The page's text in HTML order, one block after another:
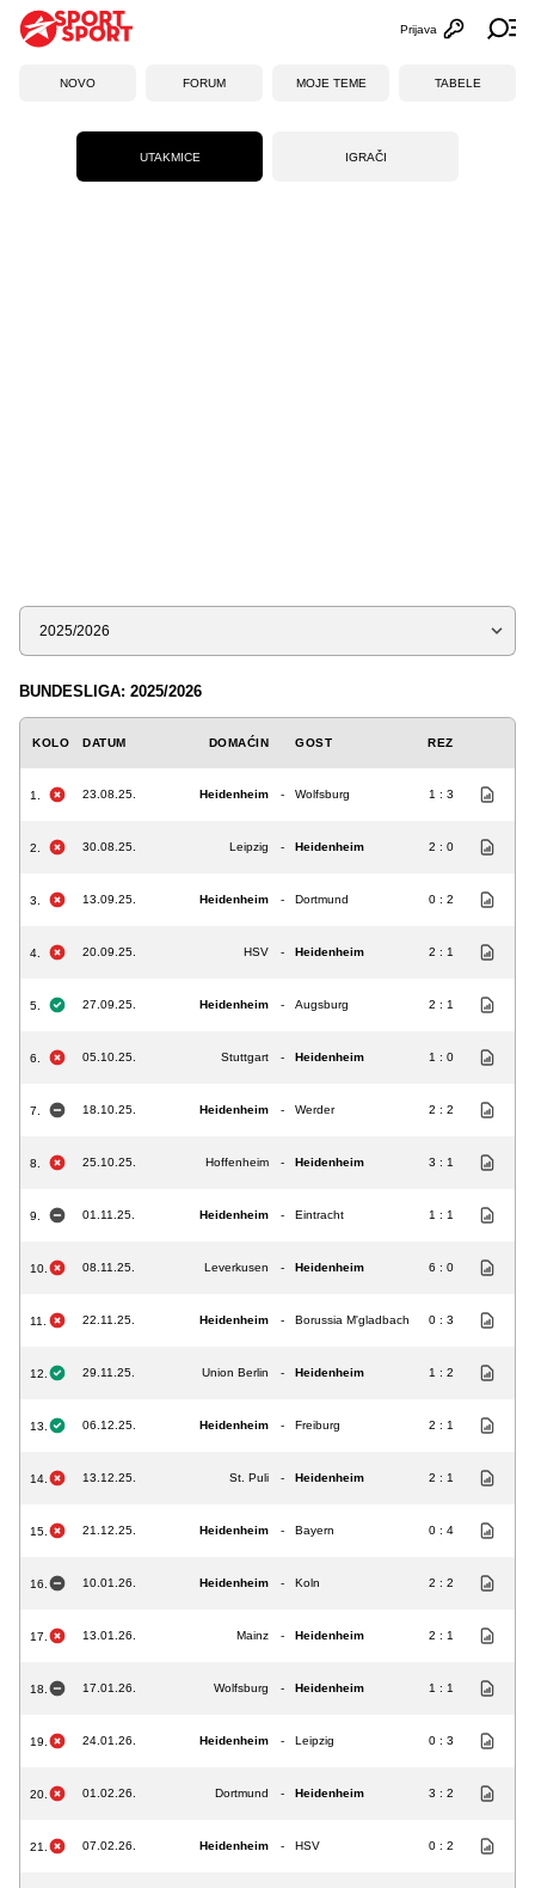
Otvori
Prijava
NOVO FORUM MOJE TEME TABELE
UTAKMICE IGRAČI
Sezona
BUNDESLIGA: 2025/2026
KOLO DATUM DOMAĆIN GOST REZ
1. 23.08.25. Heidenheim - Wolfsburg 1 : 3
2. 30.08.25. Leipzig - Heidenheim 2 : 0
3. 13.09.25. Heidenheim - Dortmund 0 : 2
4. 20.09.25. HSV - Heidenheim 2 : 1
5. 27.09.25. Heidenheim - Augsburg 2 : 1
6. 05.10.25. Stuttgart - Heidenheim 1 : 0
7. 18.10.25. Heidenheim - Werder 2 : 2
8. 25.10.25. Hoffenheim - Heidenheim 3 : 1
9. 01.11.25. Heidenheim - Eintracht 1 : 1
10. 08.11.25. Leverkusen - Heidenheim 6 : 0
11. 22.11.25. Heidenheim - Borussia M'gladbach 0 : 3
12. 29.11.25. Union Berlin - Heidenheim 1 : 2
13. 06.12.25. Heidenheim - Freiburg 2 : 1
14. 13.12.25. St. Puli - Heidenheim 2 : 1
15. 21.12.25. Heidenheim - Bayern 0 : 4
16. 10.01.26. Heidenheim - Koln 2 : 2
17. 13.01.26. Mainz - Heidenheim 2 : 1
18. 17.01.26. Wolfsburg - Heidenheim 1 : 1
19. 24.01.26. Heidenheim - Leipzig 0 : 3
20. 01.02.26. Dortmund - Heidenheim 3 : 2
21. 07.02.26. Heidenheim - HSV 0 : 2